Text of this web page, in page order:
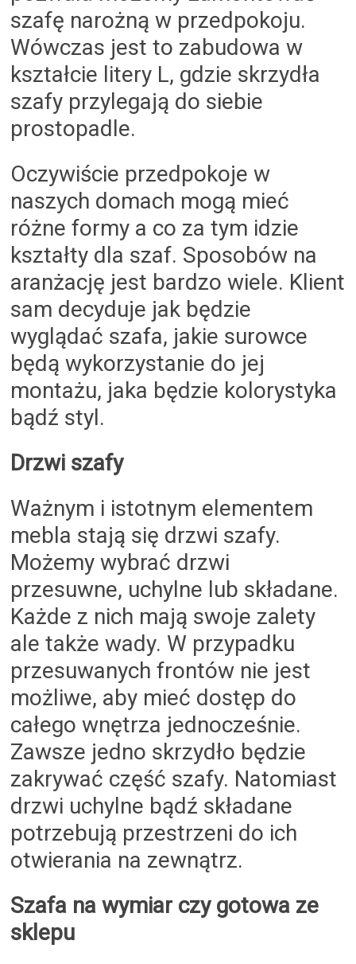
szafę narożną w przedpokoju.
Wówczas jest to zabudowa w
kształcie litery L, gdzie skrzydła
szafy przylegają do siebie
prostopadle.
Oczywiście przedpokoje w
naszych domach mogą mieć
różne formy a co za tym idzie
kształty dla szaf. Sposobów na
aranżację jest bardzo wiele. Klient
sam decyduje jak będzie
wyglądać szafa, jakie surowce
będą wykorzystanie do jej
montażu, jaka będzie kolorystyka
bądź styl.
Drzwi szafy
Ważnym i istotnym elementem
mebla stają się drzwi szafy.
Możemy wybrać drzwi
przesuwne, uchylne lub składane.
Każde z nich mają swoje zalety
ale także wady. W przypadku
przesuwanych frontów nie jest
możliwe, aby mieć dostęp do
całego wnętrza jednocześnie.
Zawsze jedno skrzydło będzie
zakrywać część szafy. Natomiast
drzwi uchylne bądź składane
potrzebują przestrzeni do ich
otwierania na zewnątrz.
Szafa na wymiar czy gotowa ze
sklepu